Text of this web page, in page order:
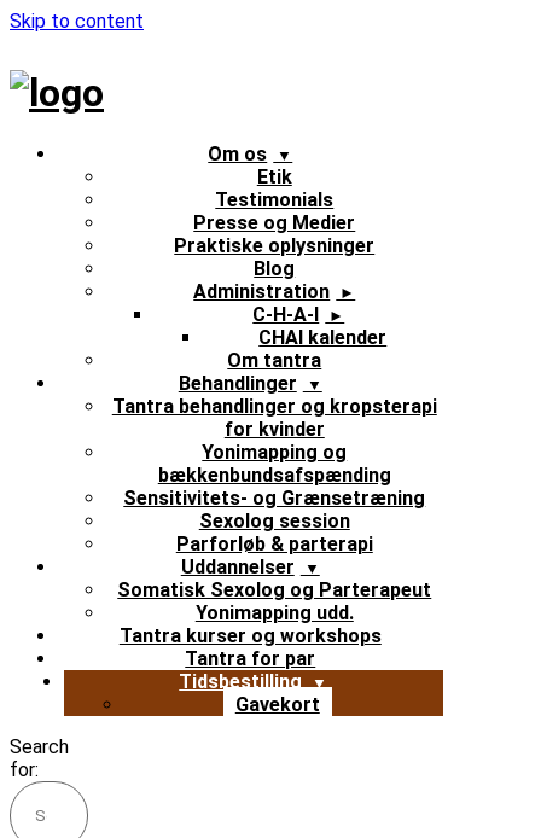
Skip to content
Om os
Etik
Testimonials
Presse og Medier
Praktiske oplysninger
Blog
Administration
C-H-A-I
CHAI kalender
Om tantra
Behandlinger
Tantra behandlinger og kropsterapi
for kvinder
Yonimapping og
bækkenbundsafspænding
Sensitivitets- og Grænsetræning
Sexolog session
Parforløb & parterapi
Uddannelser
Somatisk Sexolog og Parterapeut
Yonimapping udd.
Tantra kurser og workshops
Tantra for par
Tidsbestilling
Gavekort
Search
for: